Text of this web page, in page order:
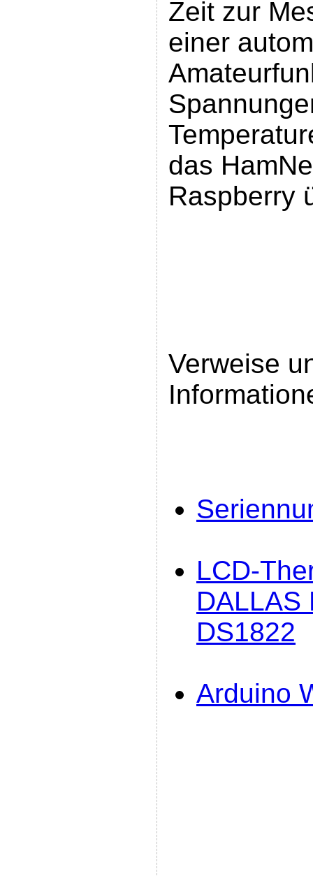
Zeit zur
einer
das
Raspberry
Verweise
LCD-
DALLAS
DS1822
Arduino